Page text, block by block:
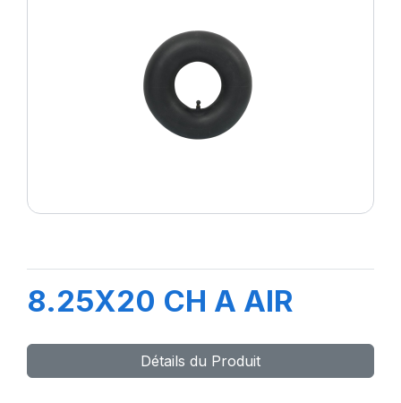
8.25X20 CH A AIR
Détails du Produit